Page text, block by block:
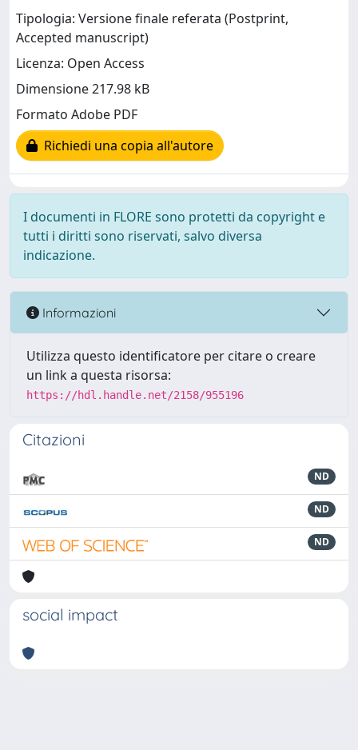
Tipologia: Versione finale referata (Postprint,
Accepted manuscript)
Licenza: Open Access
Dimensione 217.98 kB
Formato Adobe PDF
Richiedi una copia all'autore
I documenti in FLORE sono protetti da copyright e
tutti i diritti sono riservati, salvo diversa
indicazione.
Informazioni
Utilizza questo identificatore per citare o creare
un link a questa risorsa:
https://hdl.handle.net/2158/955196
Citazioni
ND
ND
ND
social impact